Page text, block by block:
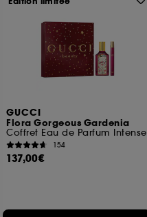
GUCCI
Flora Gorgeous Gardenia
Coffret Eau de Parfum Intense
154
137,00€